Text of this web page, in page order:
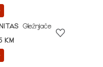
Gležnjače
KM